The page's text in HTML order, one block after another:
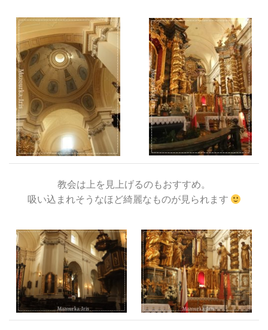
教会は上を見上げるのもおすすめ。
吸い込まれそうなほど綺麗なものが見られます